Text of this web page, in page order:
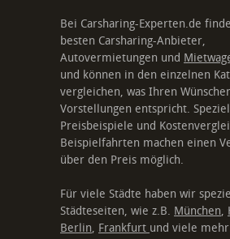
Bei Carsharing-Experten.de
besten Carsharing-Anbieter,
Autovermietungen und
und können in den einzelnen
vergleichen, was Ihren
Vorstellungen entspricht.
Preisbeispiele und
Beispielfahrten machen einen
über den Preis möglich.
Für viele Städte haben wir
Städteseiten, wie z.B. München,
Berlin, Frankfurt und viele